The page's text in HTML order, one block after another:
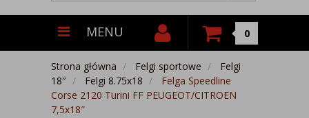
MENU 0
Strona główna Felgi sportowe
Felgi
18″
Felgi 8.75x18
Felga Speedline
Corse 2120 Turini FF PEUGEOT/CITROEN
7,5x18″